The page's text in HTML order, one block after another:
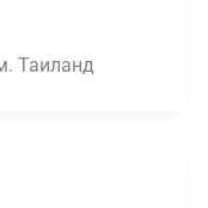
Таиланд